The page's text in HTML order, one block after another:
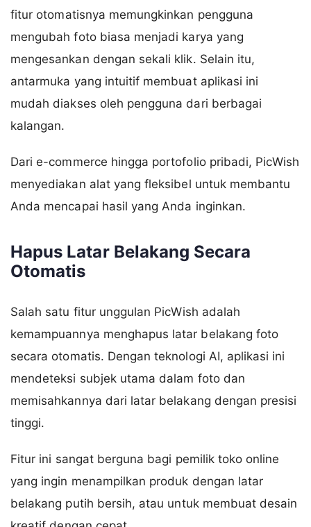
fitur otomatisnya memungkinkan pengguna
mengubah foto biasa menjadi karya yang
mengesankan dengan sekali klik. Selain itu,
antarmuka yang intuitif membuat aplikasi ini
mudah diakses oleh pengguna dari berbagai
kalangan.
Dari e-commerce hingga portofolio pribadi, PicWish
menyediakan alat yang fleksibel untuk membantu
Anda mencapai hasil yang Anda inginkan.
Hapus Latar Belakang Secara
Otomatis
Salah satu fitur unggulan PicWish adalah
kemampuannya menghapus latar belakang foto
secara otomatis. Dengan teknologi AI, aplikasi ini
mendeteksi subjek utama dalam foto dan
memisahkannya dari latar belakang dengan presisi
tinggi.
Fitur ini sangat berguna bagi pemilik toko online
yang ingin menampilkan produk dengan latar
belakang putih bersih, atau untuk membuat desain